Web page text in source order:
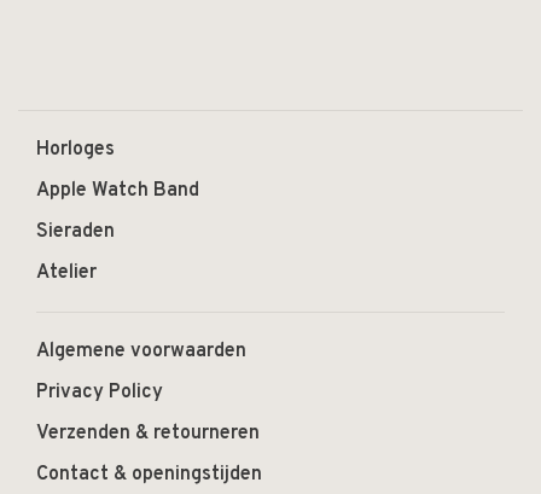
Horloges
Apple Watch Band
Sieraden
Atelier
Algemene voorwaarden
Privacy Policy
Verzenden & retourneren
Contact & openingstijden